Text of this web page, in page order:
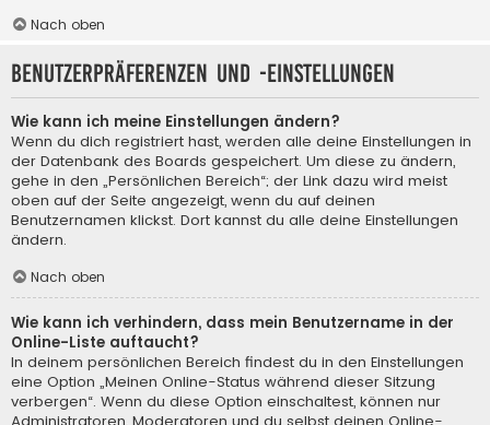
Nach oben
Benutzerpräferenzen und -einstellungen
Wie kann ich meine Einstellungen ändern?
Wenn du dich registriert hast, werden alle deine Einstellungen in
der Datenbank des Boards gespeichert. Um diese zu ändern,
gehe in den „Persönlichen Bereich“; der Link dazu wird meist
oben auf der Seite angezeigt, wenn du auf deinen
Benutzernamen klickst. Dort kannst du alle deine Einstellungen
ändern.
Nach oben
Wie kann ich verhindern, dass mein Benutzername in der
Online-Liste auftaucht?
In deinem persönlichen Bereich findest du in den Einstellungen
eine Option „Meinen Online-Status während dieser Sitzung
verbergen“. Wenn du diese Option einschaltest, können nur